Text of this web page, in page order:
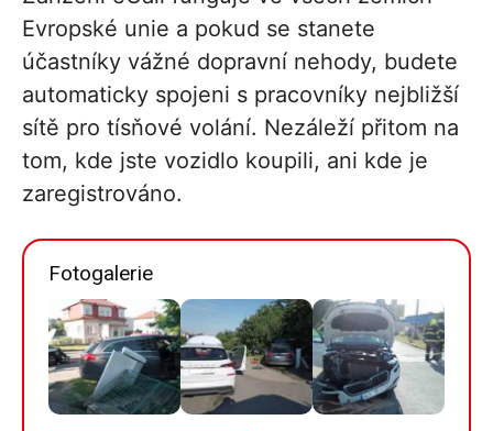
Evropské unie a pokud se stanete
účastníky vážné dopravní nehody, budete
automaticky spojeni s pracovníky nejbližší
sítě pro tísňové volání. Nezáleží přitom na
tom, kde jste vozidlo koupili, ani kde je
zaregistrováno.
Fotogalerie